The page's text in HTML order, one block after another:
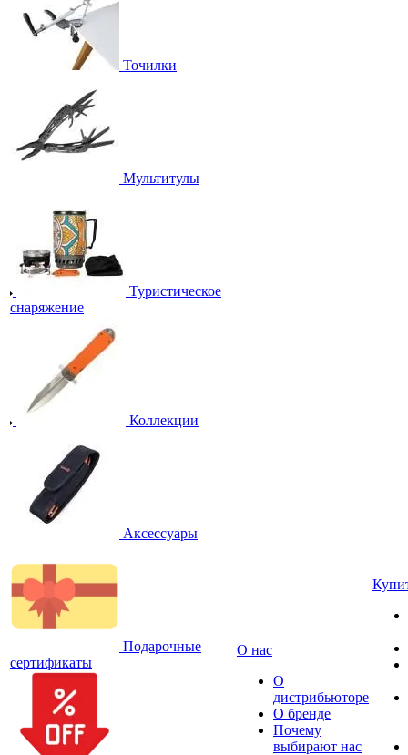
Точилки
Мультитулы
Туристическое
снаряжение
Коллекции
Аксессуары
Подарочные
сертификаты
О нас
О
дистрибьюторе
О бренде
Почему
выбирают нас